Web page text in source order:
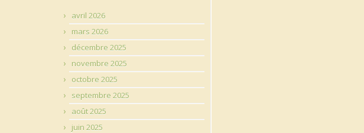
avril 2026
mars 2026
décembre 2025
novembre 2025
octobre 2025
septembre 2025
août 2025
juin 2025